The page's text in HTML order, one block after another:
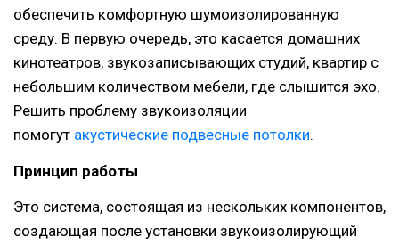
обеспечить комфортную шумоизолированную
среду. В первую очередь, это касается домашних
кинотеатров, звукозаписывающих студий, квартир с
небольшим количеством мебели, где слышится эхо.
Решить проблему звукоизоляции
помогут акустические подвесные потолки.
Принцип работы
Это система, состоящая из нескольких компонентов,
создающая после установки звукоизолирующий